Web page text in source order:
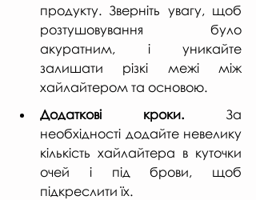
продукту. Зверніть увагу, щоб
розтушовування було
акуратним, і уникайте
залишати різкі межі між
хайлайтером та основою.
Додаткові кроки. За
необхідності додайте невелику
кількість хайлайтера в куточки
очей і під брови, щоб
підкреслити їх.